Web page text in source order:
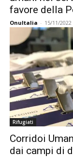
favore della
OnuItalia - 15/11/2022
Rifugiati
Corridoi
dai campi di